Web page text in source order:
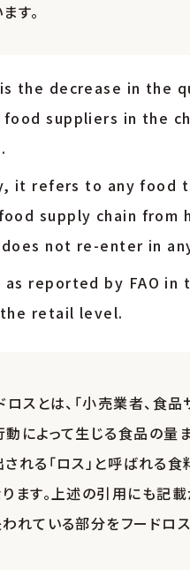
す。
the decrease in the
food suppliers in the
it refers to any food
supply chain
not re-enter in
as reported by FAO
retail level.
ロスとは、「小売業者、食
によって生じる食品の量
れる「ロス」と呼ばれる
ます。上述の引用にも記
れている部分をフードロ